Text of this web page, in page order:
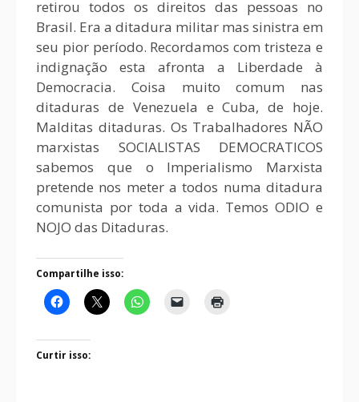
retirou todos os direitos das pessoas no
Brasil. Era a ditadura militar mas sinistra em
seu pior período. Recordamos com tristeza e
indignação esta afronta a Liberdade à
Democracia. Coisa muito comum nas
ditaduras de Venezuela e Cuba, de hoje.
Malditas ditaduras. Os Trabalhadores NÃO
marxistas SOCIALISTAS DEMOCRATICOS
sabemos que o Imperialismo Marxista
pretende nos meter a todos numa ditadura
comunista por toda a vida. Temos ODIO e
NOJO das Ditaduras.
Compartilhe isso:
Curtir isso: